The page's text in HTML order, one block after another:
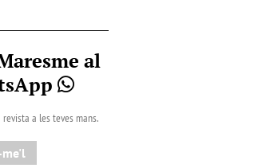
al
a les teves mans.
me'l